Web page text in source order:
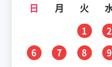
日 月 火
1 2
6
7 8 9